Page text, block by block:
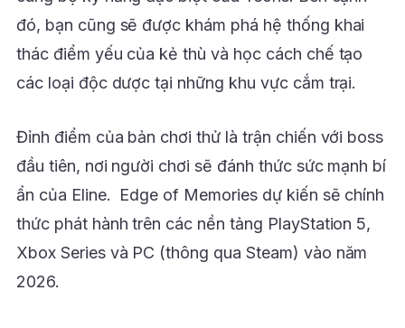
đó, bạn cũng sẽ được khám phá hệ thống khai
thác điểm yếu của kẻ thù và học cách chế tạo
các loại độc dược tại những khu vực cắm trại.
Đỉnh điểm của bản chơi thử là trận chiến với boss
đầu tiên, nơi người chơi sẽ đánh thức sức mạnh bí
ẩn của Eline.
Edge of Memories dự kiến sẽ chính
thức phát hành trên các nền tảng PlayStation 5,
Xbox Series và PC (thông qua Steam) vào năm
2026.